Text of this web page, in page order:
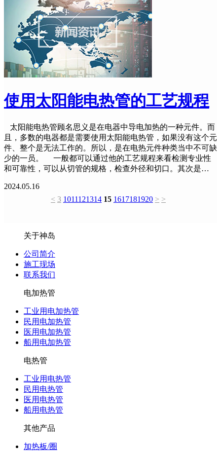
使用太阳能电热管的工艺规程
太阳能电热管顾名思义是在电器中导电加热的一种元件。而
且，多数的电器都是需要使用太阳能电热管，如果没有这个元
件、整个是无法工作的。所以，是在电热元件种类当中不可缺
少的一员。 一般都可以通过他的工艺规程来看检测专业性
和可靠性，可以从切管的规格，检查外径和切口。其次是…
2024.05.16
< 3 1011121314 15 1617181920 > >
关于神岛
公司简介
施工现场
联系我们
电加热管
工业用电加热管
民用电加热管
医用电加热管
船用电加热管
电热管
工业用电热管
民用电热管
医用电热管
船用电热管
其他产品
加热板/圈